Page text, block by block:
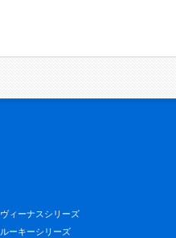
ヴィーナスシリーズ
ルーキーシリーズ